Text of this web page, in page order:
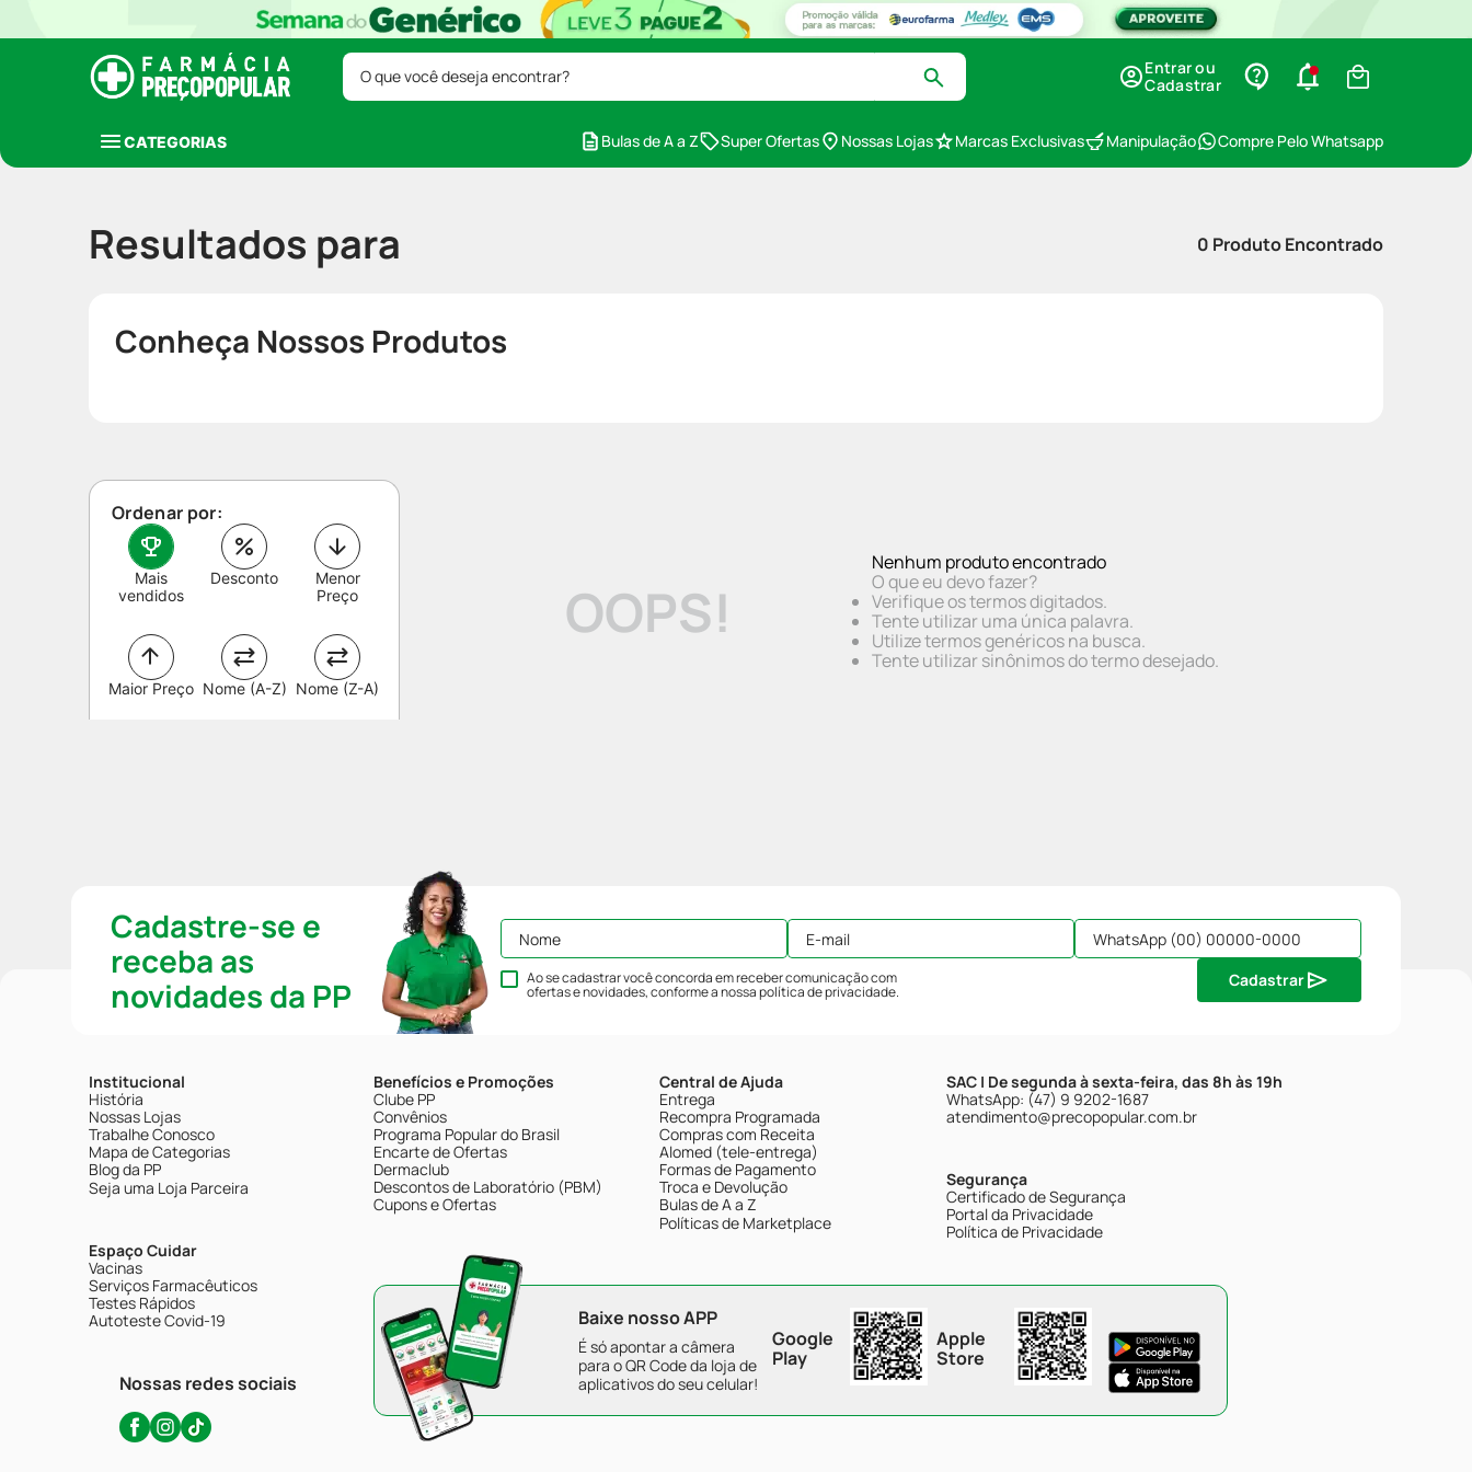
O que você deseja encontrar?
Entrar ou
Cadastrar
CATEGORIAS Bulas de A a Z Super Ofertas Nossas Lojas Marcas Exclusivas Manipulação Compre Pelo Whatsapp
Resultados para 0 Produto Encontrado
Conheça Nossos Produtos
Ordenar por:
Mais
vendidos
Desconto
Maior Preço
Menor
Preço
Nome (A-Z) Nome (Z-A)
OOPS!
Nenhum produto encontrado
O que eu devo fazer?
Verifique os termos digitados.
Tente utilizar uma única palavra.
Utilize termos genéricos na busca.
Tente utilizar sinônimos do termo desejado.
Cadastre-se e
receba as
novidades da PP
Ao se cadastrar você concorda em receber comunicação com
ofertas e novidades, conforme a nossapolítica de privacidade.
Cadastrar
Institucional
História
Nossas Lojas
Trabalhe Conosco
Mapa de Categorias
Blog da PP
Seja uma Loja Parceira
Espaço Cuidar
Vacinas
Serviços Farmacêuticos
Testes Rápidos
Autoteste Covid-19
Nossas redes sociais
Benefícios e Promoções
Clube PP
Convênios
Programa Popular do Brasil
Encarte de Ofertas
Dermaclub
Descontos de Laboratório (PBM)
Cupons e Ofertas
Central de Ajuda
Entrega
Recompra Programada
Compras com Receita
Alomed (tele-entrega)
Formas de Pagamento
Troca e Devolução
Bulas de A a Z
Políticas de Marketplace
SAC | De segunda à sexta-feira, das 8h às 19h
WhatsApp: (47) 9 9202-1687
atendimento@precopopular.com.br
Segurança
Certificado de Segurança
Portal da Privacidade
Política de Privacidade
Baixe nosso APP
É só apontar a câmera
para o QR Code da loja de
aplicativos do seu celular!
Google
Play
Apple
Store